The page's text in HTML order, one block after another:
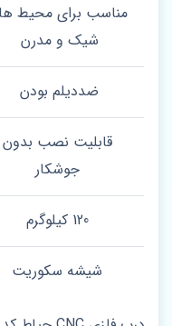
مناسب برای محیط
شیک و مدرن
ضددیلم بودن
قابلیت نصب بدون
جوشکار
120 کیلوگرم
شیشه سکوریت